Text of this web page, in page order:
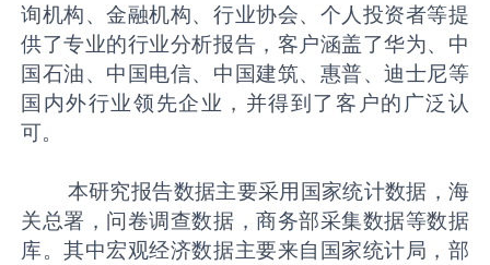
询机构、金融机构、行业协会、个人投资者等提
供了专业的行业分析报告，客户涵盖了华为、中
国石油、中国电信、中国建筑、惠普、迪士尼等
国内外行业领先企业，并得到了客户的广泛认
可。
本研究报告数据主要采用国家统计数据，海
关总署，问卷调查数据，商务部采集数据等数据
库。其中宏观经济数据主要来自国家统计局，部